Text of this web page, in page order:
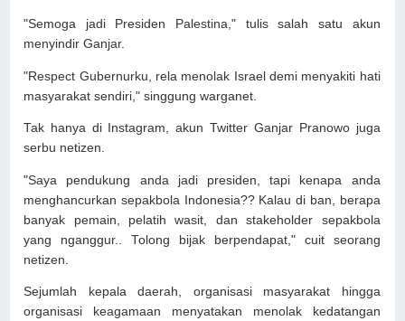
"Semoga jadi Presiden Palestina," tulis salah satu akun
menyindir Ganjar.
"Respect Gubernurku, rela menolak Israel demi menyakiti hati
masyarakat sendiri," singgung warganet.
Tak hanya di Instagram, akun Twitter Ganjar Pranowo juga
serbu netizen.
"Saya pendukung anda jadi presiden, tapi kenapa anda
menghancurkan sepakbola Indonesia?? Kalau di ban, berapa
banyak pemain, pelatih wasit, dan stakeholder sepakbola
yang nganggur.. Tolong bijak berpendapat," cuit seorang
netizen.
Sejumlah kepala daerah, organisasi masyarakat hingga
organisasi keagamaan menyatakan menolak kedatangan